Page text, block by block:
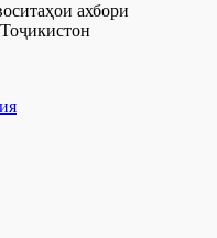
ахбори